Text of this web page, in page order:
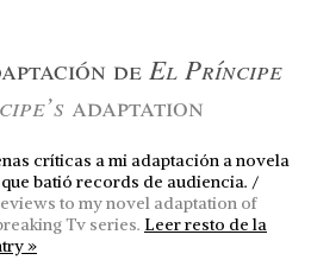
de El Príncipe
adaptation
críticas a mi adaptación a novela
batió records de audiencia. /
to my novel adaptation of
Tv series. Leer resto de la
»